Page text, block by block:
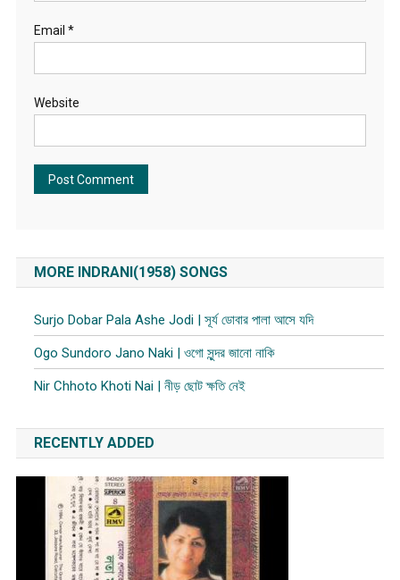
Email *
Website
MORE INDRANI(1958) SONGS
Surjo Dobar Pala Ashe Jodi | সূর্য ডোবার পালা আসে যদি
Ogo Sundoro Jano Naki | ওগো সুন্দর জানো নাকি
Nir Chhoto Khoti Nai | নীড় ছোট ক্ষতি নেই
RECENTLY ADDED